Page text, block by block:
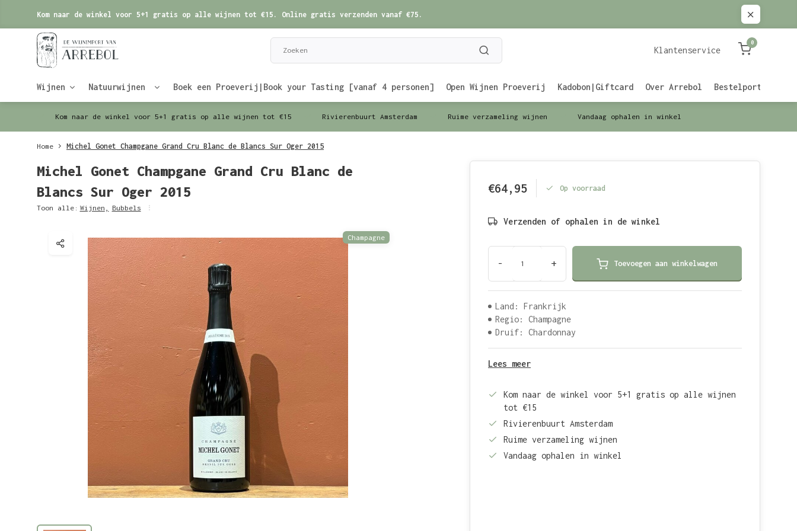
Kom naar de winkel voor 5+1 gratis op alle wijnen tot €15. Online gratis verzenden vanaf €75.
Klantenservice
0
Wijnen Natuurwijnen Boek een Proeverij|Book your Tasting [vanaf 4 personen] Open Wijnen Proeverij Kadobon|Giftcard Over Arrebol Bestelportaal
Kom naar de winkel voor 5+1 gratis op alle wijnen tot €15 Rivierenbuurt Amsterdam Ruime verzameling wijnen Vandaag ophalen in winkel
Home Michel Gonet Champgane Grand Cru Blanc de Blancs Sur Oger 2015
Michel Gonet Champgane Grand Cru Blanc de
Blancs Sur Oger 2015
Toon alle: Wijnen , Bubbels
Champagne
€64,95 Op voorraad
Verzenden of ophalen in de winkel
- + Toevoegen aan winkelwagen
Land: Frankrijk
Regio: Champagne
Druif: Chardonnay
Lees meer
Kom naar de winkel voor 5+1 gratis op alle wijnen
tot €15
Rivierenbuurt Amsterdam
Ruime verzameling wijnen
Vandaag ophalen in winkel